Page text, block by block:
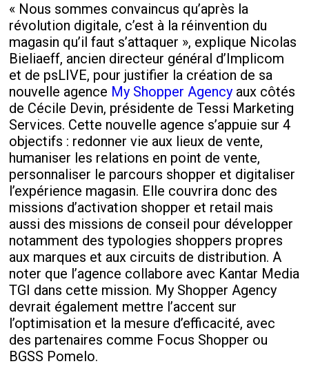
« Nous sommes convaincus qu’après la
révolution digitale, c’est à la réinvention du
magasin qu’il faut s’attaquer », explique Nicolas
Bieliaeff, ancien directeur général d’Implicom
et de psLIVE, pour justifier la création de sa
nouvelle agence My Shopper Agency aux côtés
de Cécile Devin, présidente de Tessi Marketing
Services. Cette nouvelle agence s’appuie sur 4
objectifs : redonner vie aux lieux de vente,
humaniser les relations en point de vente,
personnaliser le parcours shopper et digitaliser
l’expérience magasin. Elle couvrira donc des
missions d’activation shopper et retail mais
aussi des missions de conseil pour développer
notamment des typologies shoppers propres
aux marques et aux circuits de distribution. A
noter que l’agence collabore avec Kantar Media
TGI dans cette mission. My Shopper Agency
devrait également mettre l’accent sur
l’optimisation et la mesure d’efficacité, avec
des partenaires comme Focus Shopper ou
BGSS Pomelo.